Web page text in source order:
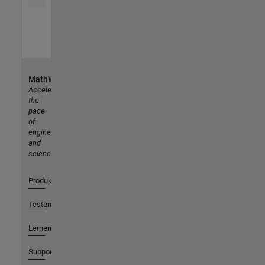
MathWorks
Accelerating
the
pace
of
engineering
and
science
Produkte
Testen oder Kaufen
Lernen
Support